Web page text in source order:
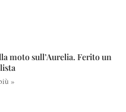
moto sull’Aurelia. Ferito un
»